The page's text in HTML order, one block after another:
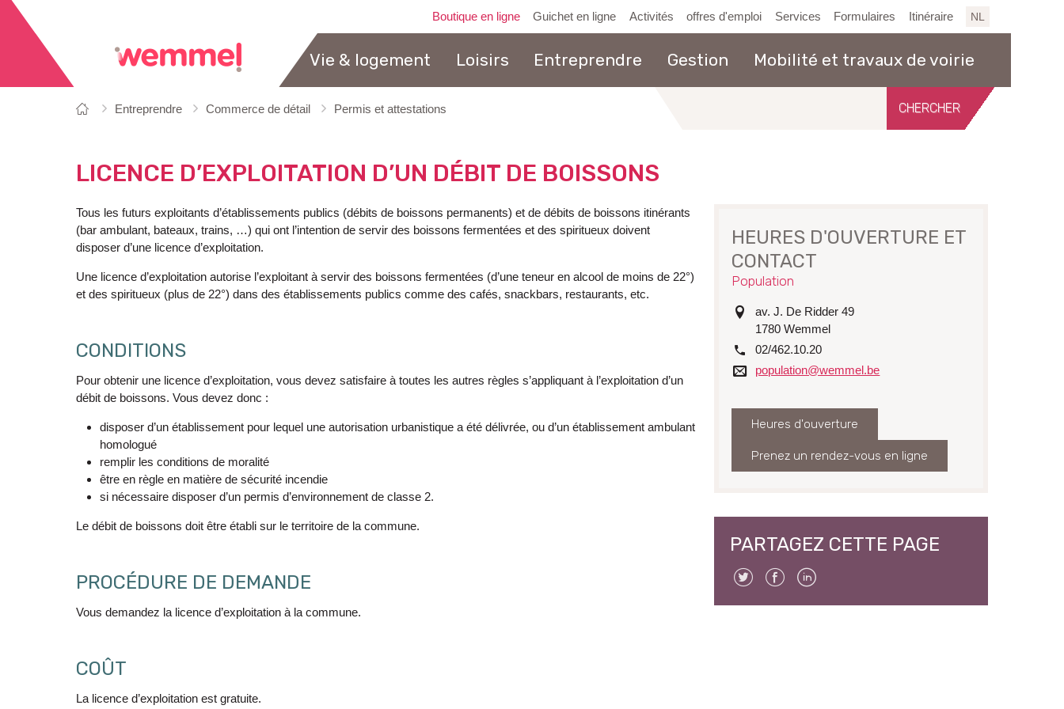
Boutique en ligne Guichet en ligne Activités offres d'emploi Services Formulaires Itinéraire NL
Vie & logement Loisirs Entreprendre Gestion Mobilité et travaux de voirie
êtes
Page
Entreprendre Commerce de détail Permis et attestations
LICENCE D’EXPLOITATION D’UN DÉBIT DE BOISSONS
Tous les futurs exploitants d’établissements publics (débits de boissons permanents) et de débits de boissons itinérants
(bar ambulant, bateaux, trains, …) qui ont l’intention de servir des boissons fermentées et des spiritueux doivent
disposer d’une licence d’exploitation.
Une licence d’exploitation autorise l’exploitant à servir des boissons fermentées (d’une teneur en alcool de moins de 22°)
et des spiritueux (plus de 22°) dans des établissements publics comme des cafés, snackbars, restaurants, etc.
CONDITIONS
Pour obtenir une licence d’exploitation, vous devez satisfaire à toutes les autres règles s’appliquant à l’exploitation d’un
débit de boissons. Vous devez donc :
disposer d’un établissement pour lequel une autorisation urbanistique a été délivrée, ou d’un établissement ambulant
homologué
remplir les conditions de moralité
être en règle en matière de sécurité incendie
si nécessaire disposer d’un permis d’environnement de classe 2.
Le débit de boissons doit être établi sur le territoire de la commune.
PROCÉDURE DE DEMANDE
Vous demandez la licence d’exploitation à la commune.
COÛT
La licence d’exploitation est gratuite.
HEURES D'OUVERTURE ET
CONTACT
Population
adresseav. J. De Ridder 49
1780Wemmel
tél.
02/462.10.20
Courrielpopulation@wemmel.be
Heures d'ouverture
Prenez un rendez-vous en ligne
PARTAGEZ CETTE PAGE
Twitter Facebook